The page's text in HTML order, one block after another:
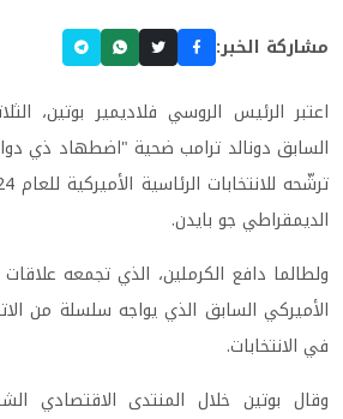
مشاركة الخبر:
اعتبر الرئيس الروسي فلاديمير بوتين،
السابق دونالد ترامب ضحية "اضطهاد ذي
الديمقراطي جو بايدن.
ولطالما دافع الكرملين، الذي تجمعه
الأميركي السابق الذي يواجه سلسلة من
في الانتخابات.
وقال بوتين خلال المنتدى الاقتصادي